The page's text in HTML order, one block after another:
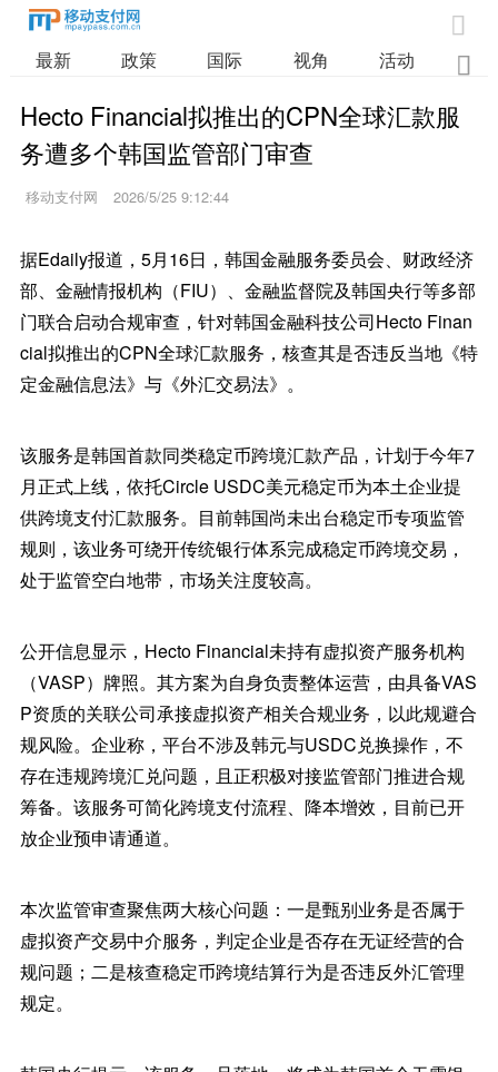

最新 政策 国际 视角 活动 业

Hecto Financial拟推出的CPN全球汇款服
务遭多个韩国监管部门审查
移动支付网 2026/5/25 9:12:44
据Edaily报道，5月16日，韩国金融服务委员会、财政经济
部、金融情报机构（FIU）、金融监督院及韩国央行等多部
门联合启动合规审查，针对韩国金融科技公司Hecto Finan
cial拟推出的CPN全球汇款服务，核查其是否违反当地《特
定金融信息法》与《外汇交易法》。
该服务是韩国首款同类稳定币跨境汇款产品，计划于今年7
月正式上线，依托Circle USDC美元稳定币为本土企业提
供跨境支付汇款服务。目前韩国尚未出台稳定币专项监管
规则，该业务可绕开传统银行体系完成稳定币跨境交易，
处于监管空白地带，市场关注度较高。
公开信息显示，Hecto Financial未持有虚拟资产服务机构
（VASP）牌照。其方案为自身负责整体运营，由具备VAS
P资质的关联公司承接虚拟资产相关合规业务，以此规避合
规风险。企业称，平台不涉及韩元与USDC兑换操作，不
存在违规跨境汇兑问题，且正积极对接监管部门推进合规
筹备。该服务可简化跨境支付流程、降本增效，目前已开
放企业预申请通道。
本次监管审查聚焦两大核心问题：一是甄别业务是否属于
虚拟资产交易中介服务，判定企业是否存在无证经营的合
规问题；二是核查稳定币跨境结算行为是否违反外汇管理
规定。